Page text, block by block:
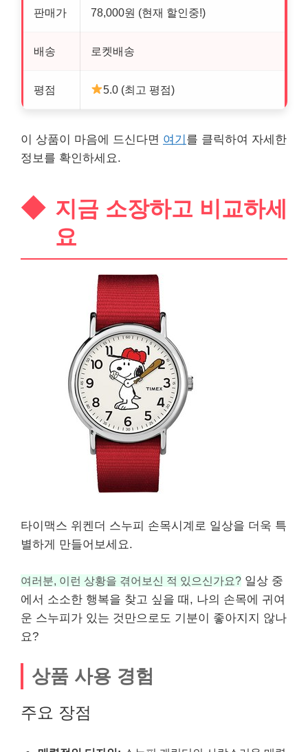
판매가 78,000원 (현재 할인중!)
배송 로켓배송
평점 5.0 (최고 평점)
이 상품이 마음에 드신다면 여기 를 클릭하여 자세한
정보를 확인하세요.
지금 소장하고 비교하세
요
타이맥스 위켄더 스누피 손목시계로 일상을 더욱 특
별하게 만들어보세요.
여러분, 이런 상황을 겪어보신 적 있으신가요? 일상 중
에서 소소한 행복을 찾고 싶을 때, 나의 손목에 귀여
운 스누피가 있는 것만으로도 기분이 좋아지지 않나
요?
상품 사용 경험
주요 장점